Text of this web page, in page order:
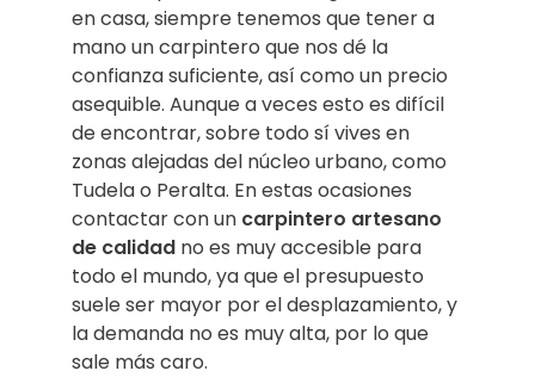
en casa, siempre tenemos que tener a
mano un carpintero que nos dé la
confianza suficiente, así como un precio
asequible. Aunque a veces esto es difícil
de encontrar, sobre todo sí vives en
zonas alejadas del núcleo urbano, como
Tudela o Peralta. En estas ocasiones
contactar con un carpintero artesano
de calidad no es muy accesible para
todo el mundo, ya que el presupuesto
suele ser mayor por el desplazamiento, y
la demanda no es muy alta, por lo que
sale más caro.